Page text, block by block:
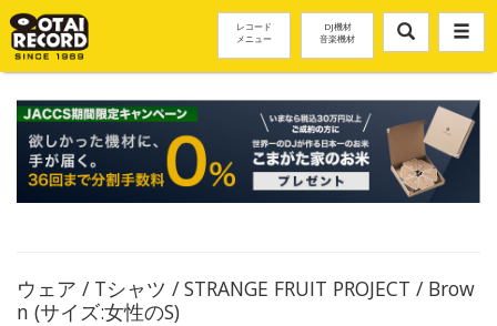
レコード
メニュー
DJ機材
音楽機材
ウェア / Tシャツ / STRANGE FRUIT PROJECT / Brow
n (サイズ:女性のS)